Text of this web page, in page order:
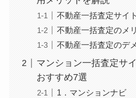
不動産一括査定サイ
不動産一括査定のメ
不動産一括査定のデ
マンション一括査定サ
おすすめ7選
1．マンションナビ